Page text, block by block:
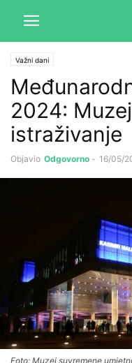
Važni dani
2024:
istraživanje
Objavio Odgovorno - 16/05/
Foto: Muzej suvremene